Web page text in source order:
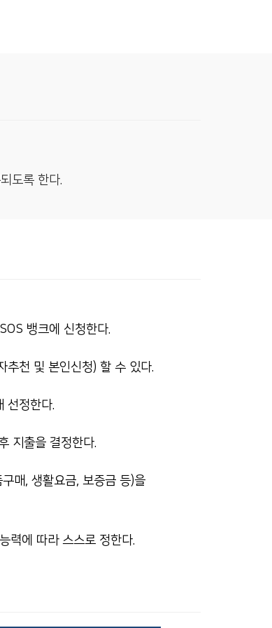
도록 한다.
뱅크에 신청한다.
추천 및 본인신청) 할 수 있다.
선정한다.
지출을 결정한다.
매, 생활요금, 보증금 등)을
력에 따라 스스로 정한다.